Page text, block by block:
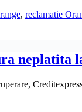
, reclamatie
neplatita